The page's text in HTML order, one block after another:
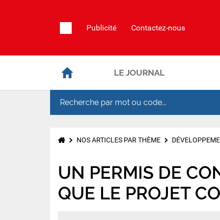
Publicité Contactez-nous
LE JOURNAL
NOS ARTICLES PAR THÈME
UN PERMIS DE
QUE LE PROJET